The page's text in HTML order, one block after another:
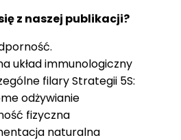
z naszej publikacji?
układ immunologiczny
filary Strategii 5S:
odżywianie
fizyczna
naturalna